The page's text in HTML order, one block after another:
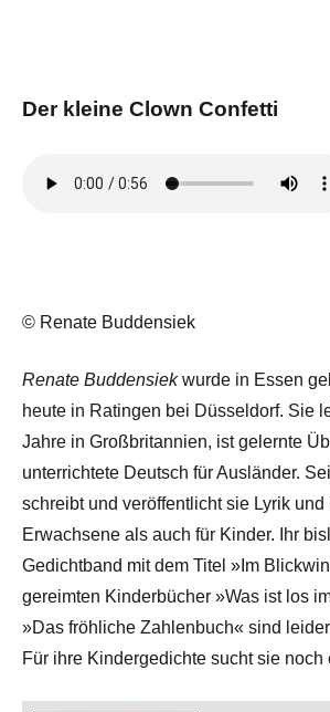
Der kleine Clown Confetti
© Renate Buddensiek
Renate Buddensiekwurde in Essen
heute in Ratingen bei Düsseldorf. Sie
Jahre in Großbritannien, ist gelernte
unterrichtete Deutsch für Ausländer.
schreibt und veröffentlicht sie Lyrik
Erwachsene als auch für Kinder. Ihr
Gedichtband mit dem Titel »Im
gereimten Kinderbücher »Was ist los
»Das fröhliche Zahlenbuch« sind
Für ihre Kindergedichte sucht sie noch